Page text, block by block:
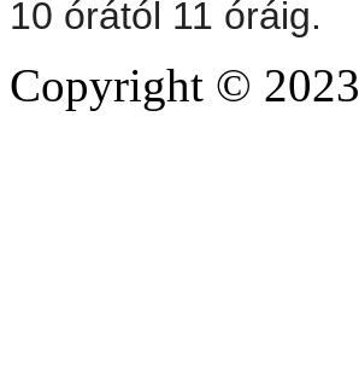
10 órától 11 óráig.
Copyright © 2023